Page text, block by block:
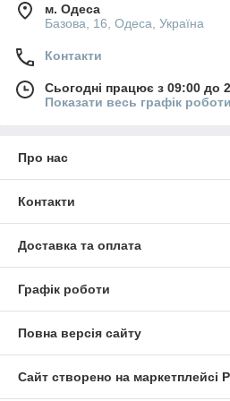
м. Одеса
Базова, 16, Одеса, Україна
Контакти
Сьогодні працює з 09:00 до
Показати весь графік роботи
Про нас
Контакти
Доставка та оплата
Графік роботи
Повна версія сайту
Сайт створено на маркетплейсі